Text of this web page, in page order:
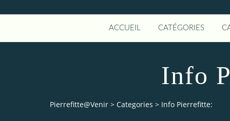
ACCUEIL CATÉGORIES
Info
Pierrefitte@Venir > Categories > Info Pierrefitte: